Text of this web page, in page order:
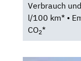
Verbrauch
l/100 km* •
CO2*